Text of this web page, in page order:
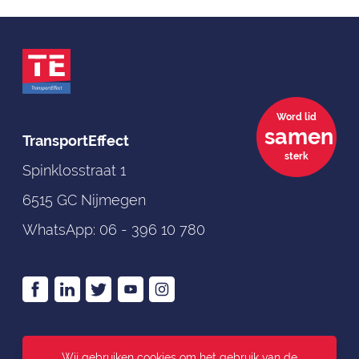
TransportEffect
Spinklosstraat 1
6515 GC Nijmegen
WhatsApp: 06 - 396 10 780
Word lid
samen
sterk